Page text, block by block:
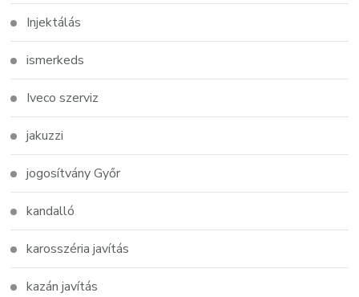
Injektálás
ismerkeds
Iveco szerviz
jakuzzi
jogosítvány Győr
kandalló
karosszéria javítás
kazán javítás